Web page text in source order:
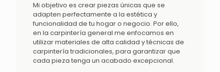
Mi objetivo es crear piezas únicas que se
adapten perfectamente a la estética y
funcionalidad de tu hogar o negocio. Por ello,
en la carpintería general me enfocamos en
utilizar materiales de alta calidad y técnicas de
carpintería tradicionales, para garantizar que
cada pieza tenga un acabado excepcional.